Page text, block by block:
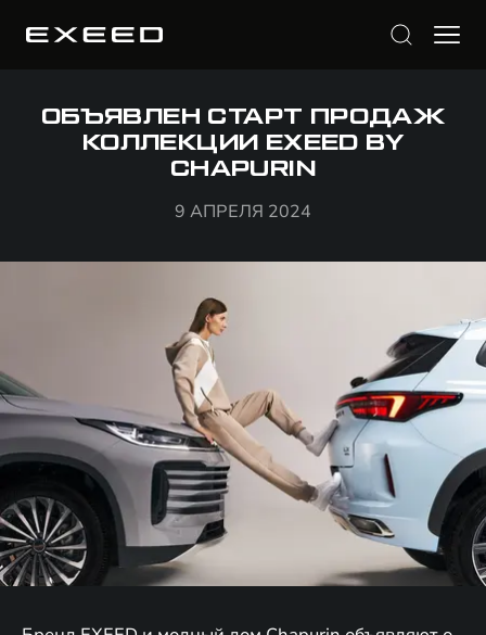
ОБЪЯВЛЕН СТАРТ ПРОДАЖ
КОЛЛЕКЦИИ EXEED BY
CHAPURIN
9 АПРЕЛЯ 2024